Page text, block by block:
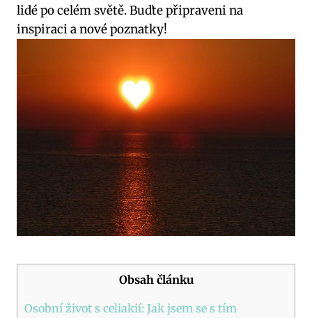
lidé po celém světě. Buďte připraveni na
inspiraci a nové poznatky!
Obsah článku
Osobní život s celiakií: Jak jsem se s tím